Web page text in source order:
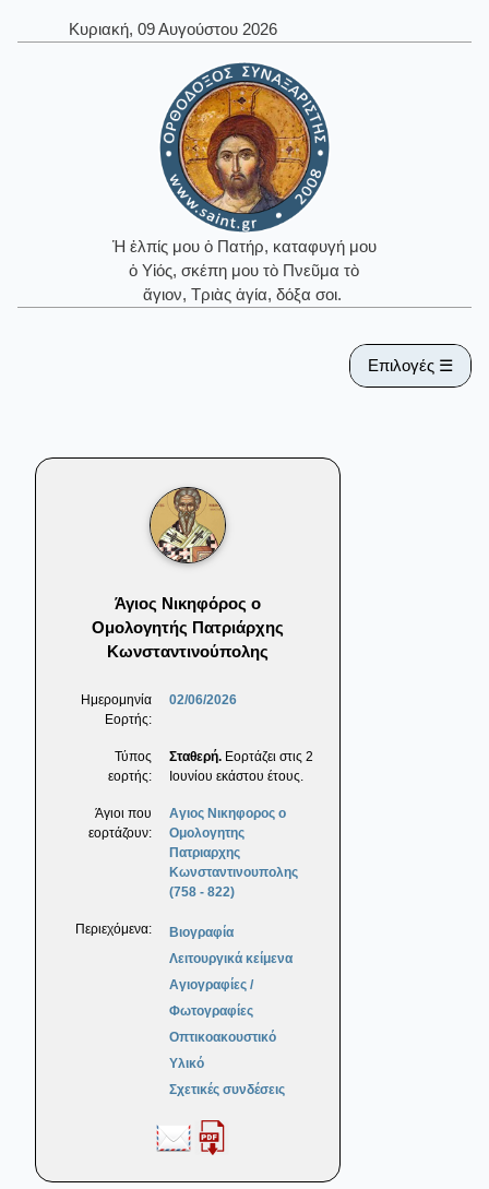
Κυριακή, 09 Αυγούστου 2026
Ἡ ἐλπίς μου ὁ Πατήρ, καταφυγή μου
ὁ Υἱός, σκέπη μου τὸ Πνεῦμα τὸ
ἅγιον, Τριὰς ἁγία, δόξα σοι.
Επιλογές ☰
Άγιος Νικηφόρος ο
Ομολογητής Πατριάρχης
Κωνσταντινούπολης
Ημερομηνία
Εορτής:
02/06/2026
Τύπος
εορτής:
Σταθερή. Εορτάζει στις 2
Ιουνίου εκάστου έτους.
Άγιοι που
εορτάζουν:
Αγιος Νικηφορος ο
Ομολογητης
Πατριαρχης
Κωνσταντινουπολης
(758 - 822)
Περιεχόμενα:
Βιογραφία
Λειτουργικά κείμενα
Αγιογραφίες /
Φωτογραφίες
Οπτικοακουστικό
Υλικό
Σχετικές συνδέσεις